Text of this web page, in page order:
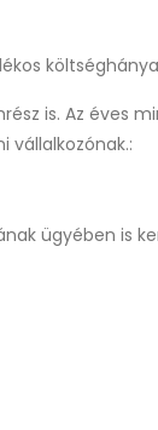
is. Az éves
vállalkozónak.:
ügyében is